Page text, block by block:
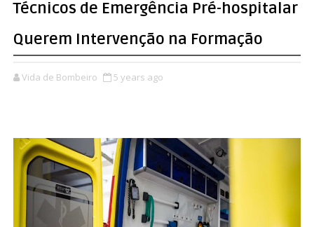
Técnicos de Emergência Pré-hospitalar
Querem Intervenção na Formação
Vida de Bombeiro 5 years ago